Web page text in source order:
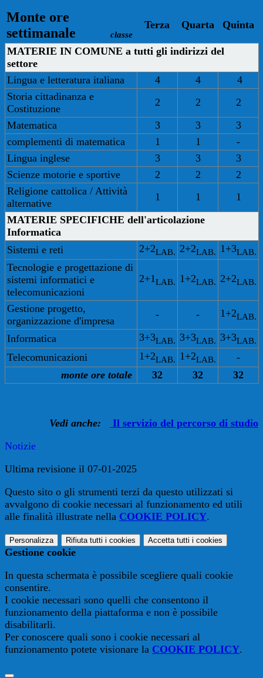
Monte ore
settimanale
classe
Terza Quarta Quinta
MATERIE IN COMUNE a tutti gli indirizzi del
settore
Lingua e letteratura italiana
4 4
4
Storia cittadinanza e
Costituzione
2 2
2
Matematica
3 3
3
complementi di matematica
1 1
-
Lingua inglese
3 3
3
Scienze motorie e sportive
2 2
2
Religione cattolica / Attività
alternative
1 1
1
MATERIE SPECIFICHE dell'articolazione
Informatica
Sistemi e reti
2+2LAB. 2+2LAB. 1+3LAB.
Tecnologie e progettazione di
sistemi informatici e
telecomunicazioni
2+1LAB. 1+2LAB. 2+2LAB.
Gestione progetto,
organizzazione d'impresa
- - 1+2LAB.
Informatica 3+3LAB. 3+3LAB. 3+3LAB.
Telecomunicazioni 1+2LAB. 1+2LAB.
-
monte ore totale
32 32 32
Vedi anche:
Il servizio del percorso di studio
Notizie
Ultima revisione il 07-01-2025
Questo sito o gli strumenti terzi da questo utilizzati si
avvalgono di cookie necessari al funzionamento ed utili
alle finalità illustrate nella COOKIE POLICY.
Personalizza Rifiuta tutti i cookies Accetta tutti i cookies
Gestione cookie
In questa schermata è possibile scegliere quali cookie
consentire.
I cookie necessari sono quelli che consentono il
funzionamento della piattaforma e non è possibile
disabilitarli.
Per conoscere quali sono i cookie necessari al
funzionamento potete visionare la COOKIE POLICY.